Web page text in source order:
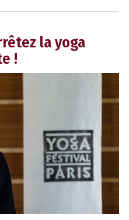
la yoga
!